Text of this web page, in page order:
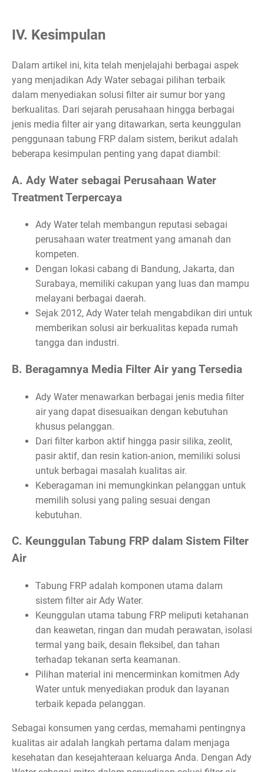
IV. Kesimpulan
Dalam artikel ini, kita telah menjelajahi berbagai aspek
yang menjadikan Ady Water sebagai pilihan terbaik
dalam menyediakan solusi filter air sumur bor yang
berkualitas. Dari sejarah perusahaan hingga berbagai
jenis media filter air yang ditawarkan, serta keunggulan
penggunaan tabung FRP dalam sistem, berikut adalah
beberapa kesimpulan penting yang dapat diambil:
A. Ady Water sebagai Perusahaan Water
Treatment Terpercaya
Ady Water telah membangun reputasi sebagai
perusahaan water treatment yang amanah dan
kompeten.
Dengan lokasi cabang di Bandung, Jakarta, dan
Surabaya, memiliki cakupan yang luas dan mampu
melayani berbagai daerah.
Sejak 2012, Ady Water telah mengabdikan diri untuk
memberikan solusi air berkualitas kepada rumah
tangga dan industri.
B. Beragamnya Media Filter Air yang Tersedia
Ady Water menawarkan berbagai jenis media filter
air yang dapat disesuaikan dengan kebutuhan
khusus pelanggan.
Dari filter karbon aktif hingga pasir silika, zeolit,
pasir aktif, dan resin kation-anion, memiliki solusi
untuk berbagai masalah kualitas air.
Keberagaman ini memungkinkan pelanggan untuk
memilih solusi yang paling sesuai dengan
kebutuhan.
C. Keunggulan Tabung FRP dalam Sistem Filter
Air
Tabung FRP adalah komponen utama dalam
sistem filter air Ady Water.
Keunggulan utama tabung FRP meliputi ketahanan
dan keawetan, ringan dan mudah perawatan, isolasi
termal yang baik, desain fleksibel, dan tahan
terhadap tekanan serta keamanan.
Pilihan material ini mencerminkan komitmen Ady
Water untuk menyediakan produk dan layanan
terbaik kepada pelanggan.
Sebagai konsumen yang cerdas, memahami pentingnya
kualitas air adalah langkah pertama dalam menjaga
kesehatan dan kesejahteraan keluarga Anda. Dengan Ady